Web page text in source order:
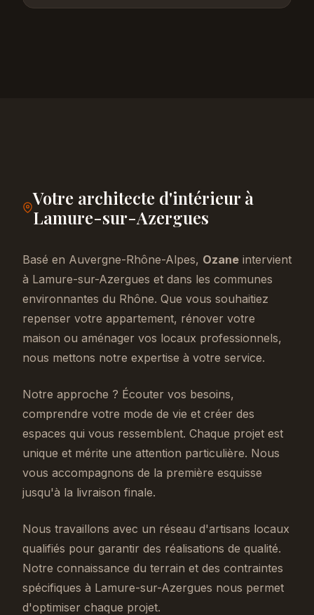
Votre architecte d'intérieur à
Lamure-sur-Azergues
Basé en Auvergne-Rhône-Alpes, Ozane intervient
à Lamure-sur-Azergues et dans les communes
environnantes du Rhône. Que vous souhaitiez
repenser votre appartement, rénover votre
maison ou aménager vos locaux professionnels,
nous mettons notre expertise à votre service.
Notre approche ? Écouter vos besoins,
comprendre votre mode de vie et créer des
espaces qui vous ressemblent. Chaque projet est
unique et mérite une attention particulière. Nous
vous accompagnons de la première esquisse
jusqu'à la livraison finale.
Nous travaillons avec un réseau d'artisans locaux
qualifiés pour garantir des réalisations de qualité.
Notre connaissance du terrain et des contraintes
spécifiques à Lamure-sur-Azergues nous permet
d'optimiser chaque projet.